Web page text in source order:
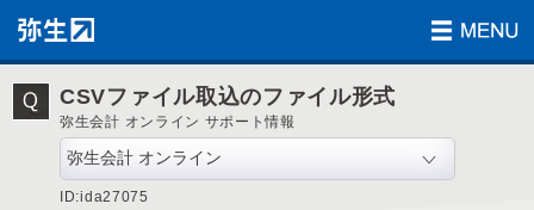
CSVファイル取込のファイル形式
弥生会計 オンライン サポート情報
ID:ida27075